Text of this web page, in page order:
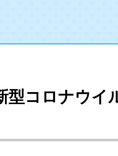
型コロナウイ